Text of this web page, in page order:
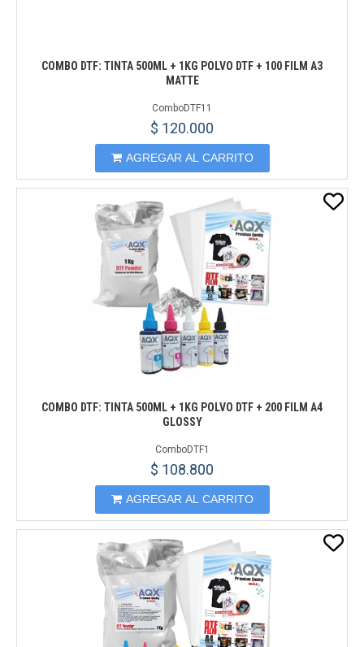
COMBO DTF: TINTA 500ML + 1KG POLVO DTF + 100 FILM A3
MATTE
ComboDTF11
$ 120.000
AGREGAR AL CARRITO
COMBO DTF: TINTA 500ML + 1KG POLVO DTF + 200 FILM A4
GLOSSY
ComboDTF1
$ 108.800
AGREGAR AL CARRITO